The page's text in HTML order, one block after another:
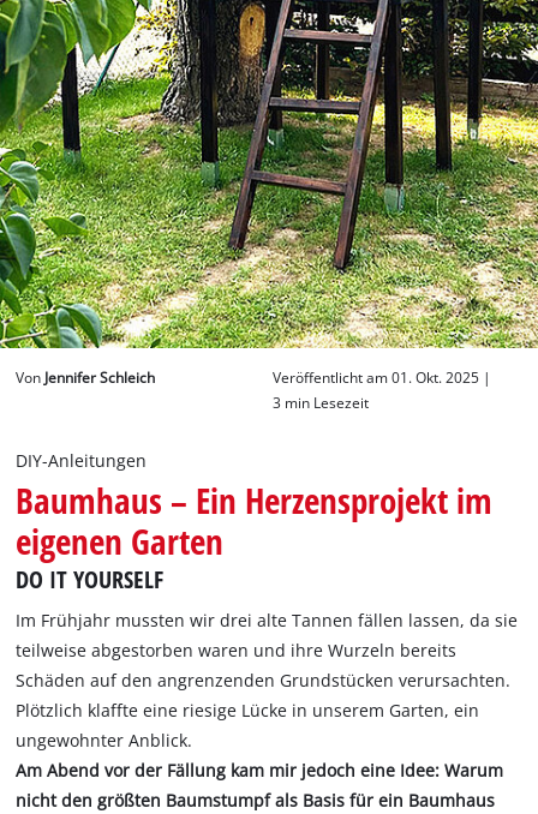
Deutsch
Deutsch
English
Von Jennifer Schleich
Veröffentlicht am 01. Okt. 2025 |
3 min Lesezeit
DIY-Anleitungen
Baumhaus – Ein Herzensprojekt im
eigenen Garten
DO IT YOURSELF
Im Frühjahr mussten wir drei alte Tannen fällen lassen, da sie
teilweise abgestorben waren und ihre Wurzeln bereits
Schäden auf den angrenzenden Grundstücken verursachten.
Plötzlich klaffte eine riesige Lücke in unserem Garten, ein
ungewohnter Anblick.
Am Abend vor der Fällung kam mir jedoch eine Idee: Warum
nicht den größten Baumstumpf als Basis für ein Baumhaus